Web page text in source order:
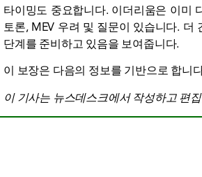
타이밍도 중요합니다. 이더리움은 이미
토론, MEV 우려 및 질문이 있습니다. 더
단계를 준비하고 있음을 보여줍니다.
이 보장은 다음의 정보를 기반으로 합니
이 기사는 뉴스데스크에서 작성하고 편